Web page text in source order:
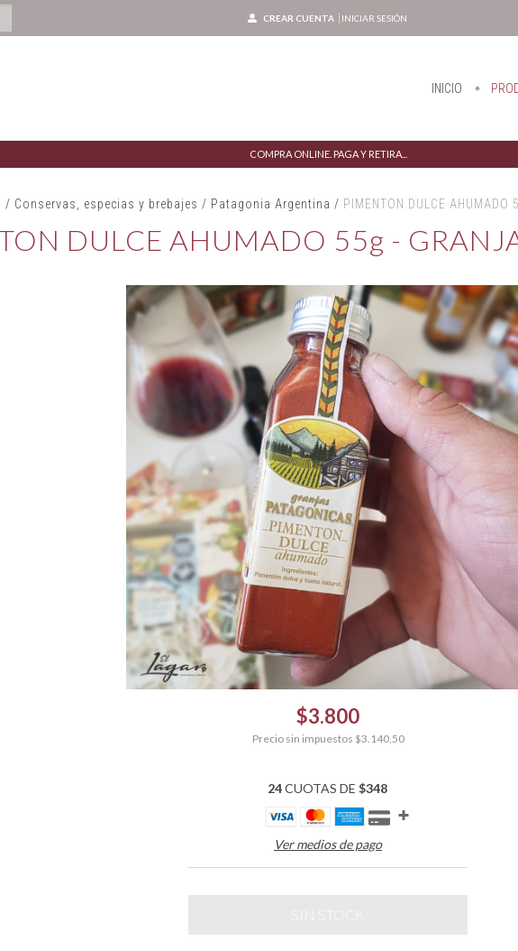
CREAR CUENTA INICIAR SESIÓN
INICIO
COMPRA ONLINE. PAGA Y RETIRA...
/ Conservas, especias y brebajes / Patagonia Argentina / PIMENTON DULCE AHUMADO
DULCE AHUMADO 55g -
$3.800
Precio sin impuestos $3.140,50
24CUOTAS DE$348
Ver medios de pago